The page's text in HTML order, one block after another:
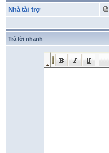
Nhà tài trợ
Trả lời nhanh